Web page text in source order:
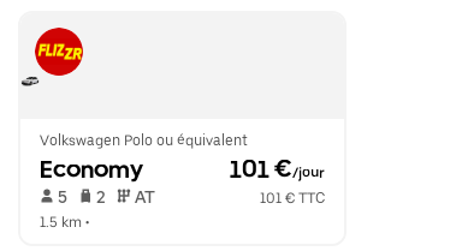
Volkswagen Polo ou équivalent
Economy 101 €/jour
5 2 AT
101 € TTC
1.5 km •